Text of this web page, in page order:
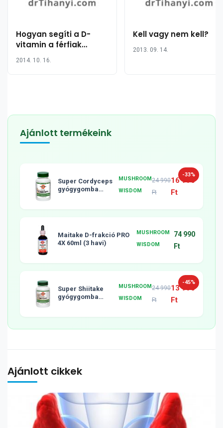
Hogyan segíti a D-
vitamin a férfiak
2014. 10. 16.
Kell vagy nem kell?
2013. 09. 14.
Ajánlott termékeink
-33%
Super Cordyceps
gyógygomba
MUSHROOM
WISDOM
24 990
Ft
16 990
Ft
Maitake D-frakció PRO
4X 60ml (3 havi)
MUSHROOM
WISDOM
74 990
Ft
-45%
Super Shiitake
gyógygomba
MUSHROOM
WISDOM
24 990
Ft
13 990
Ft
Ajánlott cikkek